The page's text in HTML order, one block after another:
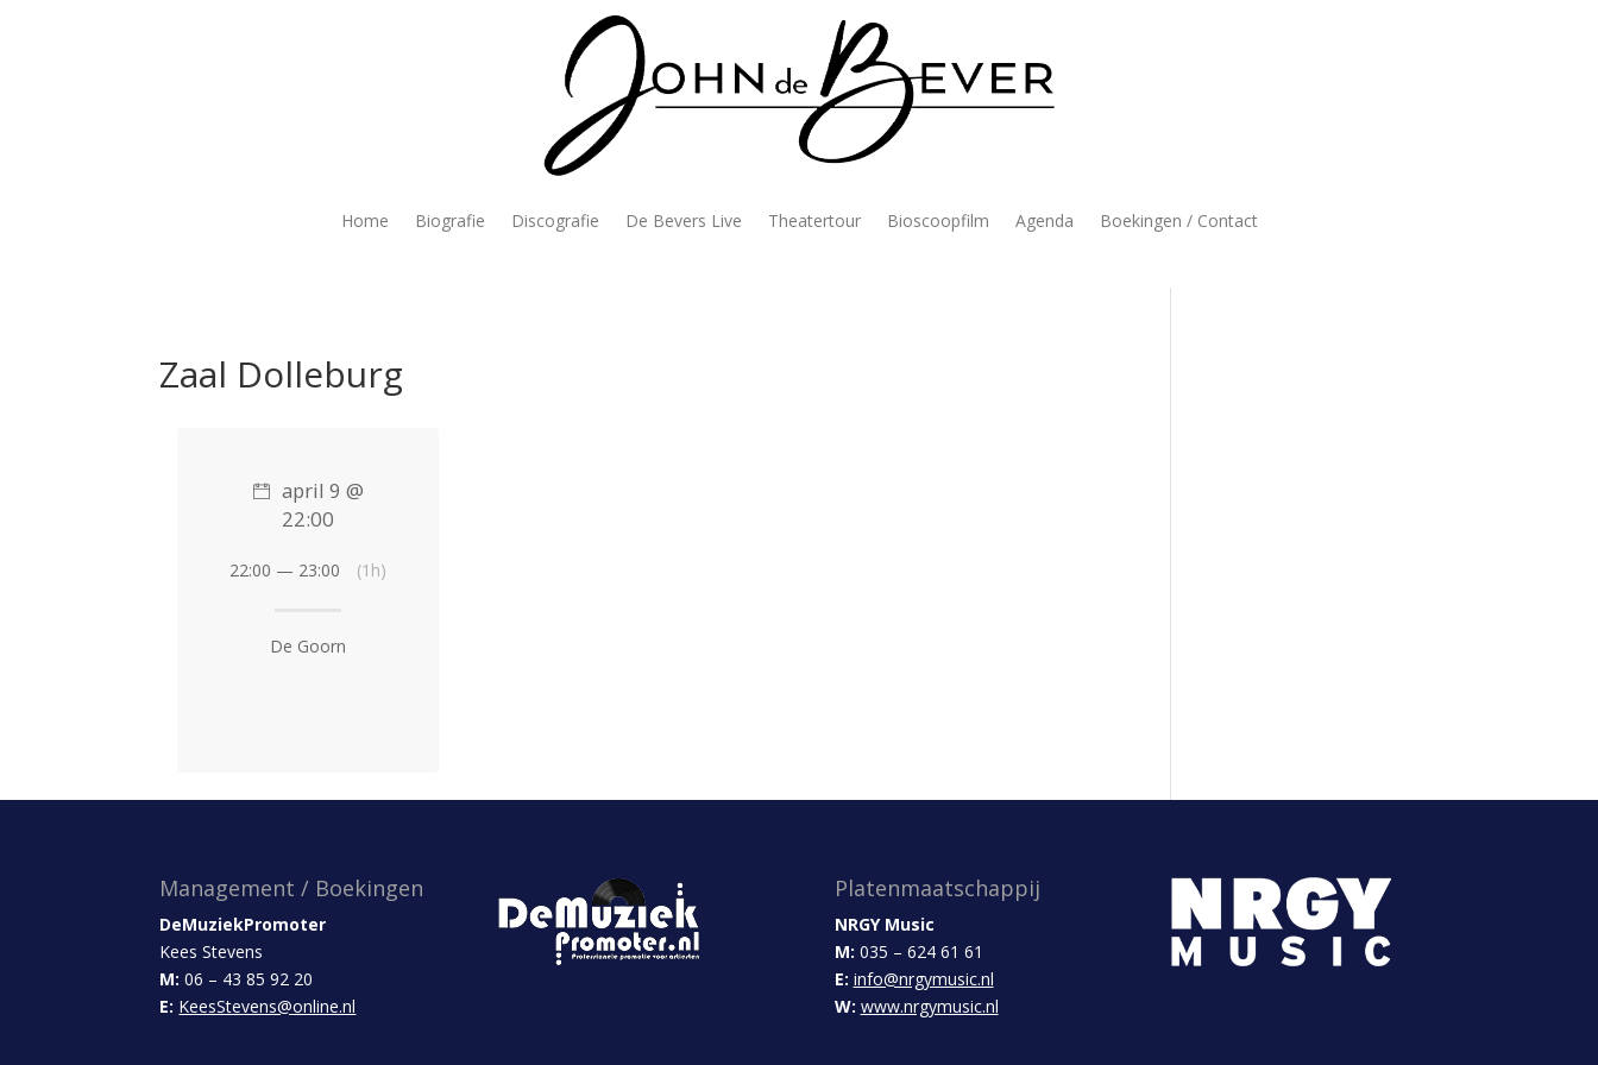
Home Biografie Discografie De Bevers Live Theatertour Bioscoopfilm Agenda Boekingen / Contact
Zaal Dolleburg
april 9 @
22:00
22:00 — 23:00 (1h)
De Goorn
Management / Boekingen
DeMuziekPromoter
Kees Stevens
M: 06 – 43 85 92 20
E: KeesStevens@online.nl
Platenmaatschappij
NRGY Music
M: 035 – 624 61 61
E: info@nrgymusic.nl
W: www.nrgymusic.nl